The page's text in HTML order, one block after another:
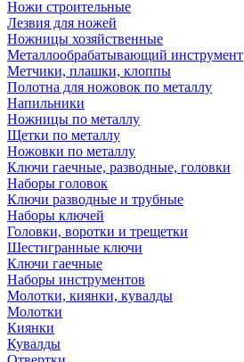
Ножи строительные
Лезвия для ножей
Ножницы хозяйственные
Металлообрабатывающий инструмент
Метчики, плашки, клоппы
Полотна для ножовок по металлу
Напильники
Ножницы по металлу
Щетки по металлу
Ножовки по металлу
Ключи гаечные, разводные, головки
Наборы головок
Ключи разводные и трубные
Наборы ключей
Головки, воротки и трещетки
Шестигранные ключи
Ключи гаечные
Наборы инструментов
Молотки, киянки, кувалды
Молотки
Киянки
Кувалды